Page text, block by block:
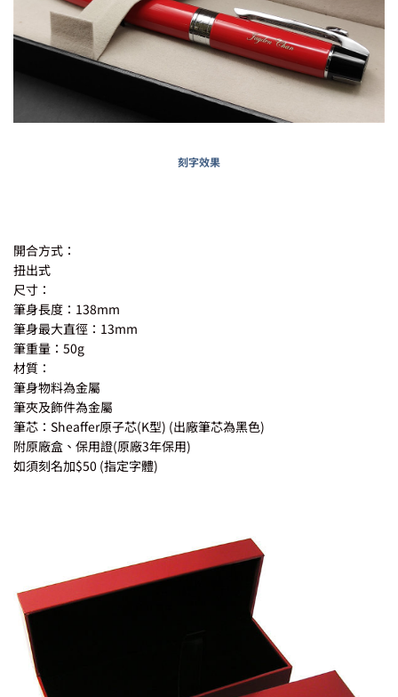
刻字效果
開合方式：
扭出式
尺寸：
筆身長度：138mm
筆身最大直徑：13mm
筆重量：50g
材質：
筆身物料為金屬
筆夾及飾件為金屬
筆芯：Sheaffer原子芯(K型) (出廠筆芯為黑色)
附原廠盒、保用證(原廠3年保用)
如須刻名加$50 (指定字體)